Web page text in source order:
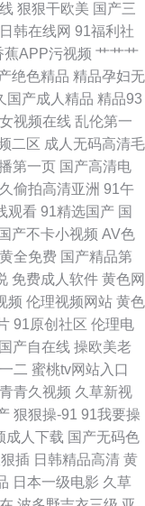
狠狠干欧美 国产三
日韩在线网 91福利社
蕉APP污视频 艹艹艹
绝色精品 精品孕妇无
国产成人精品 精品93
视频在线 乱伦第一
二区 成人无码高清毛
第一页 国产高清电
偷拍高清亚洲 91午
观看 91精选国产 国
国产不卡小视频 AV色
全免费 国产精品第
免费成人软件 黄色网
频 伦理视频网站 黄色
91原创社区 伦理电
国产自在线 操欧美老
二 蜜桃tv网站入口
青青久视频 久草新视
狠狠操-91 91我要操
成人下载 国产无码色
插 日韩精品高清 黄
日本一级电影 久草